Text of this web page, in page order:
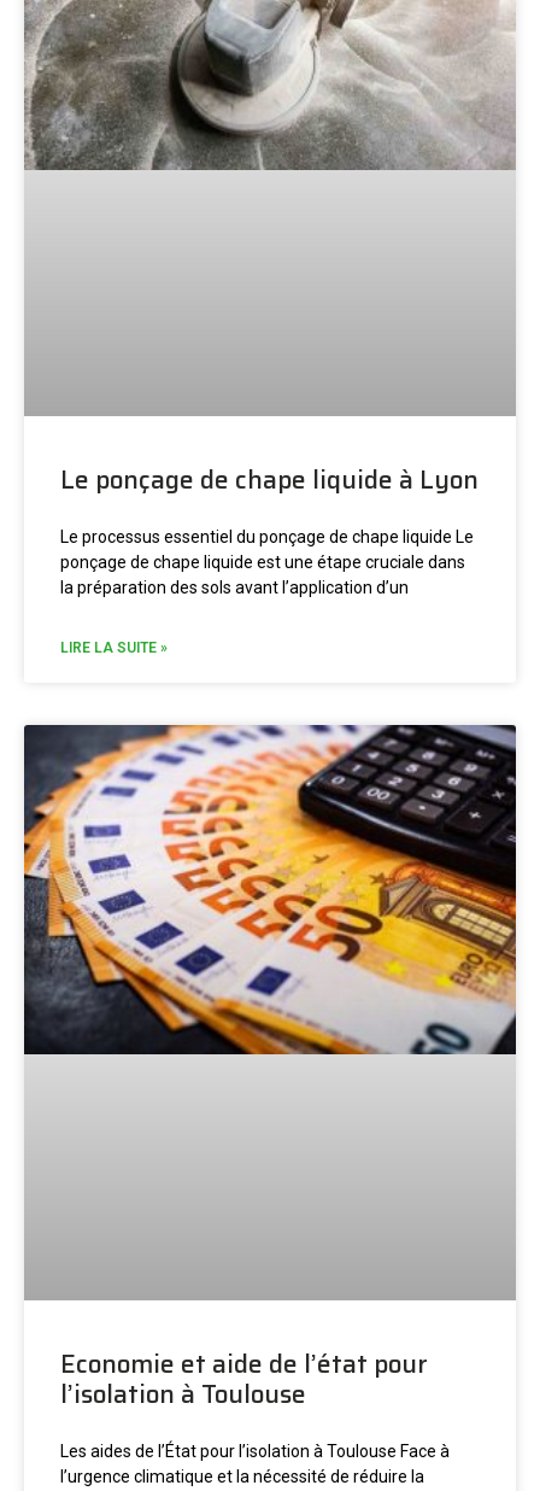
Le ponçage de chape liquide à Lyon
Le processus essentiel du ponçage de chape liquide Le
ponçage de chape liquide est une étape cruciale dans
la préparation des sols avant l’application d’un
LIRE LA SUITE »
Economie et aide de l’état pour
l’isolation à Toulouse
Les aides de l’État pour l’isolation à Toulouse Face à
l’urgence climatique et la nécessité de réduire la